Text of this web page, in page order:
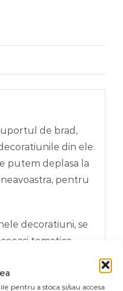
pentru a stoca și/sau accesa
de brad,
din ele.
putem deplasa la
pentru
decoratiuni, se
tematica.
comanda separat